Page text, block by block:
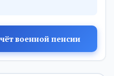
военной пенсии